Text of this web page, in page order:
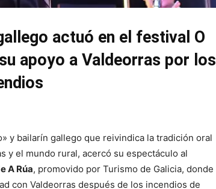
actuó en el festival O
apoyo a Valdeorras por los
y bailarín gallego que reivindica la tradición oral
y el mundo rural, acercó su espectáculo al
A Rúa, promovido por Turismo de Galicia, donde
con Valdeorras después de los incendios de